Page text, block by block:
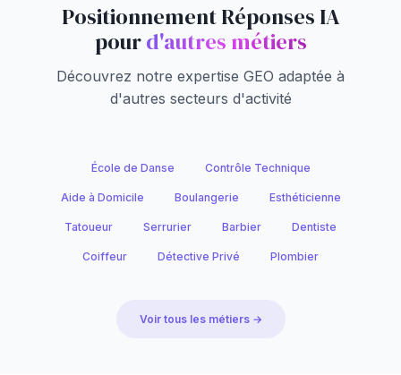
Positionnement Réponses IA
pourd'autres métiers
Découvrez notre expertise GEO adaptée à
d'autres secteurs d'activité
École de Danse Contrôle Technique
Aide à Domicile Boulangerie Esthéticienne
Tatoueur Serrurier Barbier Dentiste
Coiffeur Détective Privé Plombier
Voir tous les métiers →